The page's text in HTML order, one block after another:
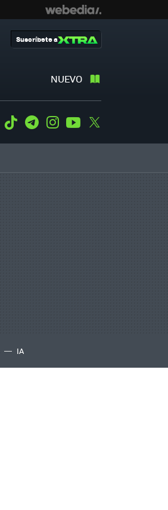
NUEVO
Suscríbete a
WhatsApp
Tiktok TelegramInstagramYoutube
IA